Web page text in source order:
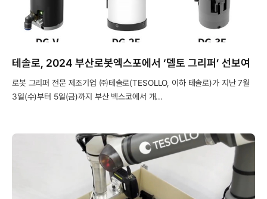
테솔로, 2024 부산로봇엑스포에서 ‘델토 그리퍼’ 선보여
로봇 그리퍼 전문 제조기업 ㈜테솔로(TESOLLO, 이하 테솔로)가 지난 7월
3일(수)부터 5일(금)까지 부산 벡스코에서 개...